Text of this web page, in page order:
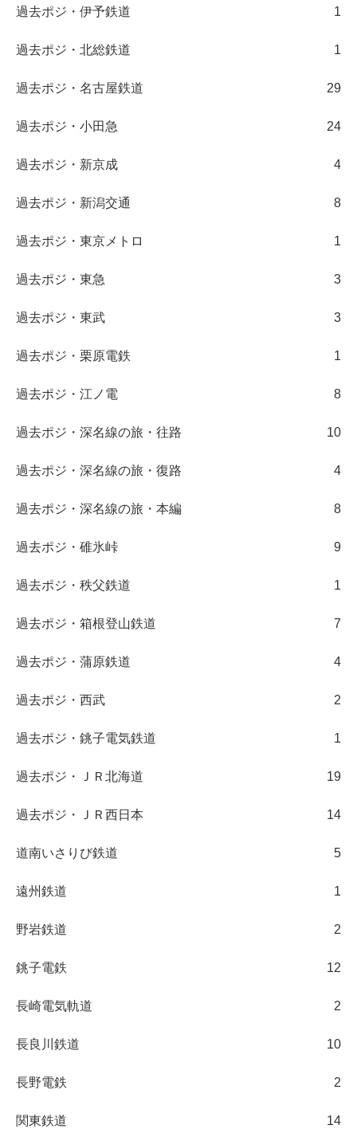
過去ポジ・伊予鉄道 1
過去ポジ・北総鉄道 1
過去ポジ・名古屋鉄道 29
過去ポジ・小田急 24
過去ポジ・新京成 4
過去ポジ・新潟交通 8
過去ポジ・東京メトロ 1
過去ポジ・東急 3
過去ポジ・東武 3
過去ポジ・栗原電鉄 1
過去ポジ・江ノ電 8
過去ポジ・深名線の旅・往路 10
過去ポジ・深名線の旅・復路 4
過去ポジ・深名線の旅・本編 8
過去ポジ・碓氷峠 9
過去ポジ・秩父鉄道 1
過去ポジ・箱根登山鉄道 7
過去ポジ・蒲原鉄道 4
過去ポジ・西武 2
過去ポジ・銚子電気鉄道 1
過去ポジ・ＪＲ北海道 19
過去ポジ・ＪＲ西日本 14
道南いさりび鉄道 5
遠州鉄道 1
野岩鉄道 2
銚子電鉄 12
長崎電気軌道 2
長良川鉄道 10
長野電鉄 2
関東鉄道 14